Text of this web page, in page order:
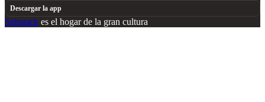
Descargar la app
Substack es el hogar de la gran cultura